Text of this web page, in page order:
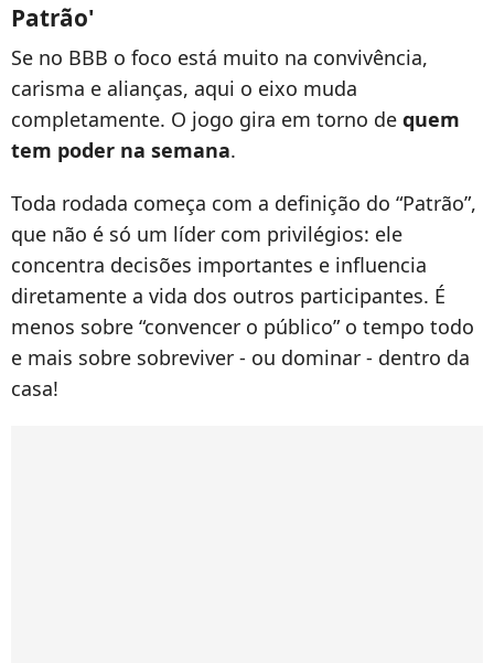
Patrão'
Se no BBB o foco está muito na convivência,
carisma e alianças, aqui o eixo muda
completamente. O jogo gira em torno de quem
tem poder na semana.
Toda rodada começa com a definição do “Patrão”,
que não é só um líder com privilégios: ele
concentra decisões importantes e influencia
diretamente a vida dos outros participantes. É
menos sobre “convencer o público” o tempo todo
e mais sobre sobreviver - ou dominar - dentro da
casa!